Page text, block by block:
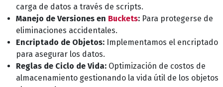
carga de datos a través de scripts.
Manejo de Versiones en Buckets: Para protegerse de
eliminaciones accidentales.
Encriptado de Objetos: Implementamos el encriptado
para asegurar los datos.
Reglas de Ciclo de Vida: Optimización de costos de
almacenamiento gestionando la vida útil de los objetos